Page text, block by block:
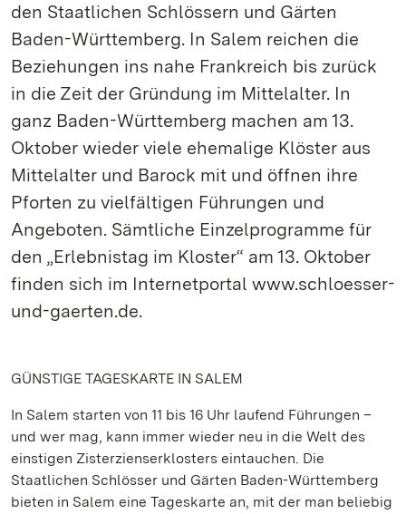
den Staatlichen Schlössern und Gärten
Baden-Württemberg. In Salem reichen die
Beziehungen ins nahe Frankreich bis zurück
in die Zeit der Gründung im Mittelalter. In
ganz Baden-Württemberg machen am 13.
Oktober wieder viele ehemalige Klöster aus
Mittelalter und Barock mit und öffnen ihre
Pforten zu vielfältigen Führungen und
Angeboten. Sämtliche Einzelprogramme für
den „Erlebnistag im Kloster“ am 13. Oktober
finden sich im Internetportal www.schloesser-
und-gaerten.de.
GÜNSTIGE TAGESKARTE IN SALEM
In Salem starten von 11 bis 16 Uhr laufend Führungen –
und wer mag, kann immer wieder neu in die Welt des
einstigen Zisterzienserklosters eintauchen. Die
Staatlichen Schlösser und Gärten Baden-Württemberg
bieten in Salem eine Tageskarte an, mit der man beliebig